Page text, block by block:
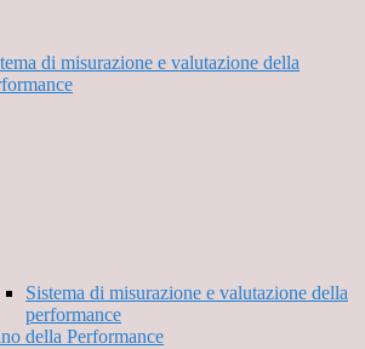
di misurazione e valutazione della
Sistema di misurazione e valutazione della
performance
della Performance